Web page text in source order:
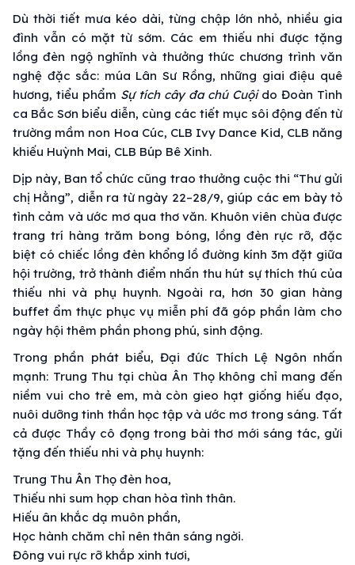
Dù thời tiết mưa kéo dài, từng chập lớn nhỏ, nhiều gia
đình vẫn có mặt từ sớm. Các em thiếu nhi được tặng
lồng đèn ngộ nghĩnh và thưởng thức chương trình văn
nghệ đặc sắc: múa Lân Sư Rồng, những giai điệu quê
hương, tiểu phẩm Sự tích cây đa chú Cuộido Đoàn Tình
ca Bắc Sơn biểu diễn, cùng các tiết mục sôi động đến từ
trường mầm non Hoa Cúc, CLB Ivy Dance Kid, CLB năng
khiếu Huỳnh Mai, CLB Búp Bê Xinh.
Dịp này, Ban tổ chức cũng trao thưởng cuộc thi “Thư gửi
chị Hằng”, diễn ra từ ngày 22–28/9, giúp các em bày tỏ
tình cảm và ước mơ qua thơ văn. Khuôn viên chùa được
trang trí hàng trăm bong bóng, lồng đèn rực rỡ, đặc
biệt có chiếc lồng đèn khổng lồ đường kính 3m đặt giữa
hội trường, trở thành điểm nhấn thu hút sự thích thú của
thiếu nhi và phụ huynh. Ngoài ra, hơn 30 gian hàng
buffet ẩm thực phục vụ miễn phí đã góp phần làm cho
ngày hội thêm phần phong phú, sinh động.
Trong phần phát biểu, Đại đức Thích Lệ Ngôn nhấn
mạnh: Trung Thu tại chùa Ân Thọ không chỉ mang đến
niềm vui cho trẻ em, mà còn gieo hạt giống hiếu đạo,
nuôi dưỡng tinh thần học tập và ước mơ trong sáng. Tất
cả được Thầy cô đọng trong bài thơ mới sáng tác, gửi
tặng đến thiếu nhi và phụ huynh:
Trung Thu Ân Thọ đèn hoa,
Thiếu nhi sum họp chan hòa tình thân.
Hiếu ân khắc dạ muôn phần,
Học hành chăm chỉ nên thân sáng ngời.
Đông vui rực rỡ khắp xinh tươi,